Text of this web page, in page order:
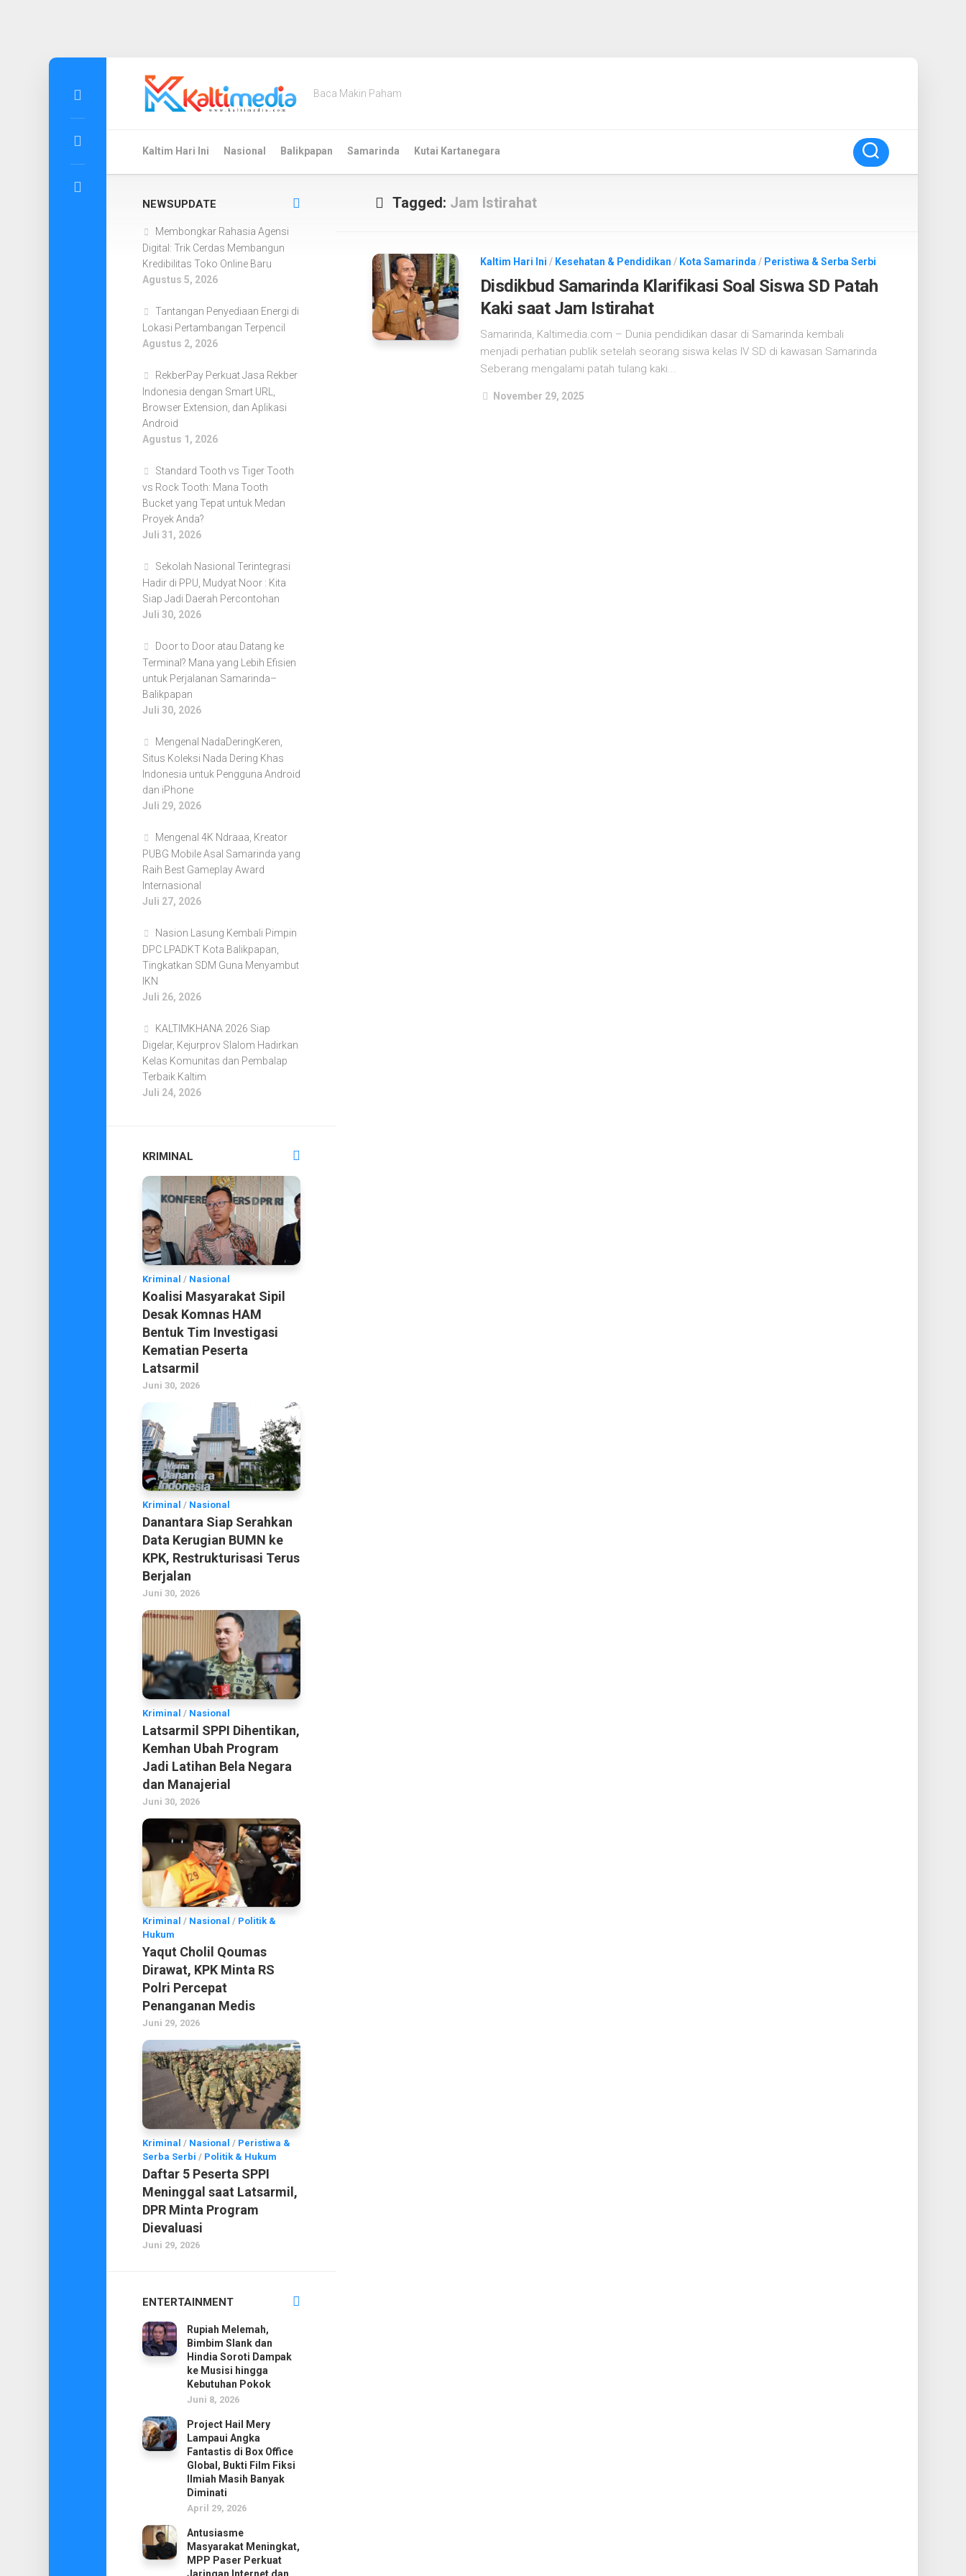
Baca Makin Paham
Kaltim Hari Ini Nasional Balikpapan Samarinda Kutai Kartanegara
Tagged: Jam Istirahat
Kaltim Hari Ini / Kesehatan & Pendidikan / Kota Samarinda / Peristiwa & Serba Serbi
Disdikbud Samarinda Klarifikasi Soal Siswa SD Patah
Kaki saat Jam Istirahat
Samarinda, Kaltimedia.com – Dunia pendidikan dasar di Samarinda kembali
menjadi perhatian publik setelah seorang siswa kelas IV SD di kawasan Samarinda
Seberang mengalami patah tulang kaki...
November 29, 2025
NEWSUPDATE
Membongkar Rahasia Agensi
Digital: Trik Cerdas Membangun
Kredibilitas Toko Online Baru
Agustus 5, 2026
Tantangan Penyediaan Energi di
Lokasi Pertambangan Terpencil
Agustus 2, 2026
RekberPay Perkuat Jasa Rekber
Indonesia dengan Smart URL,
Browser Extension, dan Aplikasi
Android
Agustus 1, 2026
Standard Tooth vs Tiger Tooth
vs Rock Tooth: Mana Tooth
Bucket yang Tepat untuk Medan
Proyek Anda?
Juli 31, 2026
Sekolah Nasional Terintegrasi
Hadir di PPU, Mudyat Noor : Kita
Siap Jadi Daerah Percontohan
Juli 30, 2026
Door to Door atau Datang ke
Terminal? Mana yang Lebih Efisien
untuk Perjalanan Samarinda–
Balikpapan
Juli 30, 2026
Mengenal NadaDeringKeren,
Situs Koleksi Nada Dering Khas
Indonesia untuk Pengguna Android
dan iPhone
Juli 29, 2026
Mengenal 4K Ndraaa, Kreator
PUBG Mobile Asal Samarinda yang
Raih Best Gameplay Award
Internasional
Juli 27, 2026
Nasion Lasung Kembali Pimpin
DPC LPADKT Kota Balikpapan,
Tingkatkan SDM Guna Menyambut
IKN
Juli 26, 2026
KALTIMKHANA 2026 Siap
Digelar, Kejurprov Slalom Hadirkan
Kelas Komunitas dan Pembalap
Terbaik Kaltim
Juli 24, 2026
KRIMINAL
Kriminal / Nasional
Koalisi Masyarakat Sipil
Desak Komnas HAM
Bentuk Tim Investigasi
Kematian Peserta
Latsarmil
Juni 30, 2026
Kriminal / Nasional
Danantara Siap Serahkan
Data Kerugian BUMN ke
KPK, Restrukturisasi Terus
Berjalan
Juni 30, 2026
Kriminal / Nasional
Latsarmil SPPI Dihentikan,
Kemhan Ubah Program
Jadi Latihan Bela Negara
dan Manajerial
Juni 30, 2026
Kriminal / Nasional / Politik &
Hukum
Yaqut Cholil Qoumas
Dirawat, KPK Minta RS
Polri Percepat
Penanganan Medis
Juni 29, 2026
Kriminal / Nasional / Peristiwa &
Serba Serbi / Politik & Hukum
Daftar 5 Peserta SPPI
Meninggal saat Latsarmil,
DPR Minta Program
Dievaluasi
Juni 29, 2026
ENTERTAINMENT
Rupiah Melemah,
Bimbim Slank dan
Hindia Soroti Dampak
ke Musisi hingga
Kebutuhan Pokok
Juni 8, 2026
Project Hail Mery
Lampaui Angka
Fantastis di Box Office
Global, Bukti Film Fiksi
Ilmiah Masih Banyak
Diminati
April 29, 2026
Antusiasme
Masyarakat Meningkat,
MPP Paser Perkuat
Jaringan Internet dan